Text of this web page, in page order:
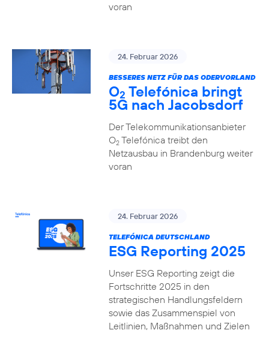
voran
24. Februar 2026
BESSERES NETZ FÜR DAS ODERVORLAND
O2 Telefónica bringt
5G nach Jacobsdorf
Der Telekommunikationsanbieter
O2Telefónica treibt den
Netzausbau in Brandenburg weiter
voran
24. Februar 2026
TELEFÓNICA DEUTSCHLAND
ESG Reporting 2025
Unser ESG Reporting zeigt die
Fortschritte 2025 in den
strategischen Handlungsfeldern
sowie das Zusammenspiel von
Leitlinien, Maßnahmen und Zielen